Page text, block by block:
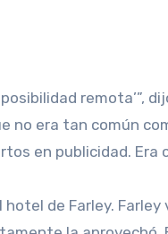
remota’”,
no era tan común
en publicidad. Era
hotel de Farley.